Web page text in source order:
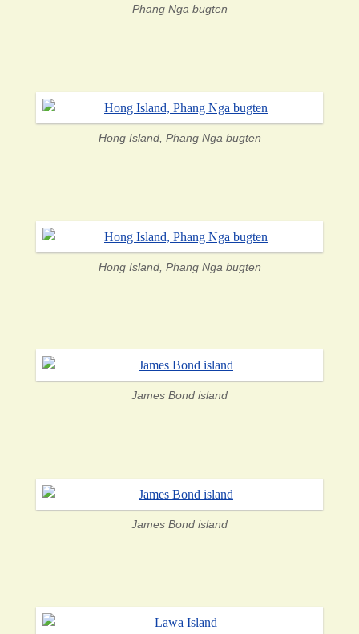
Phang Nga bugten
Hong Island, Phang Nga bugten
Hong Island, Phang Nga bugten
James Bond island
James Bond island